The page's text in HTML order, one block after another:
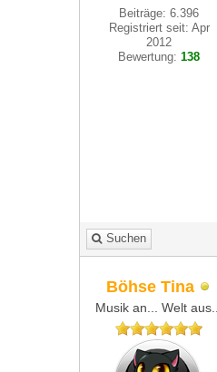
Beiträge: 6.396
Registriert seit: Apr
2012
Bewertung:138
Suchen
Böhse Tina
Musik an... Welt aus...